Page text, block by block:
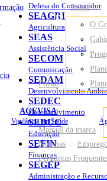
AGEVISA
Vigilância em Saúde
Portal
Sobre
O
Manual da marca
Notícias
Perguntas
Defesa do Consumidor
SEAGRI
Agricultura
SEAS
Assistência Social
SECOM
Comunicação
SEDAM
Desenvolvimento
SEDEC
Desenvolvimento
SEDUC
Educação
SEFIN
Finanças
SEGEP
Administração e